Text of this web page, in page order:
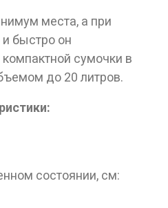
места, а при
и быстро он
сумочки в
до 20 литров.
состоянии, см:
лицам,
НЕТ